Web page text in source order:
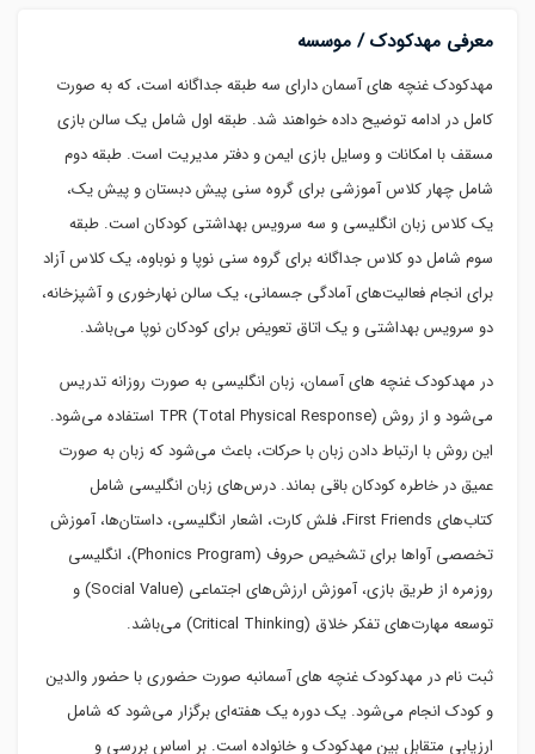
معرفی مهدکودک / موسسه
مهدکودک غنچه های آسمان دارای سه طبقه جداگانه است، که به صورت
کامل در ادامه توضیح داده خواهند شد. طبقه اول شامل یک سالن بازی
مسقف با امکانات و وسایل بازی ایمن و دفتر مدیریت است. طبقه دوم
شامل چهار کلاس آموزشی برای گروه سنی پیش دبستان و پیش یک،
یک کلاس زبان انگلیسی و سه سرویس بهداشتی کودکان است. طبقه
سوم شامل دو کلاس جداگانه برای گروه سنی نوپا و نوباوه، یک کلاس آزاد
برای انجام فعالیت‌های آمادگی جسمانی، یک سالن نهارخوری و آشپزخانه،
دو سرویس بهداشتی و یک اتاق تعویض برای کودکان نوپا می‌باشد.
در مهدکودک غنچه های آسمان، زبان انگلیسی به صورت روزانه تدریس
می‌شود و از روش TPR ‪(Total Physical Response)‬ استفاده می‌شود.
این روش با ارتباط دادن زبان با حرکات، باعث می‌شود که زبان به صورت
عمیق در خاطره کودکان باقی بماند. درس‌های زبان انگلیسی شامل
کتاب‌های First Friends، فلش کارت، اشعار انگلیسی، داستان‌ها، آموزش
تخصصی آواها برای تشخیص حروف (Phonics Program)، انگلیسی
روزمره از طریق بازی، آموزش ارزش‌های اجتماعی (Social Value) و
توسعه مهارت‌های تفکر خلاق (Critical Thinking) می‌باشد.
ثبت نام در مهدکودک غنچه های آسمانبه صورت حضوری با حضور والدین
و کودک انجام می‌شود. یک دوره یک هفته‌ای برگزار می‌شود که شامل
ارزیابی متقابل بین مهدکودک و خانواده است. بر اساس بررسی و